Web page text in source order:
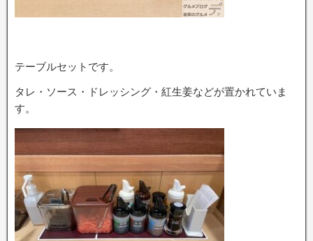
テーブルセットです。
タレ・ソース・ドレッシング・紅生姜などが置かれていま
す。